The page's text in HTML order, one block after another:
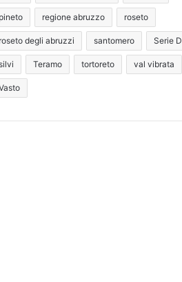
pineto regione abruzzo roseto
roseto degli abruzzi santomero Serie D
Teramo tortoreto val vibrata